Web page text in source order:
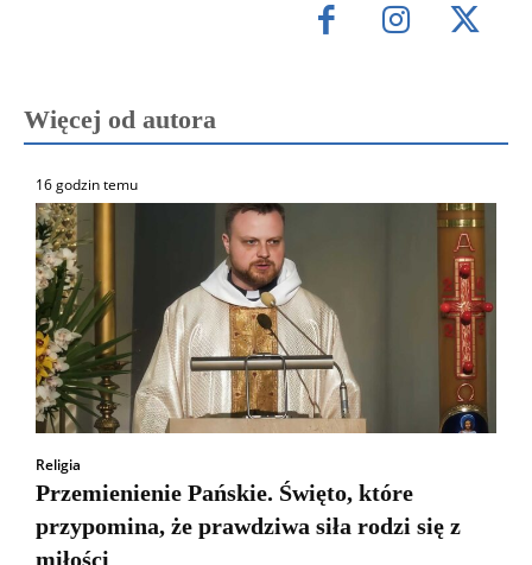
Więcej od autora
16 godzin temu
Religia
Przemienienie Pańskie. Święto, które
przypomina, że prawdziwa siła rodzi się z
miłości